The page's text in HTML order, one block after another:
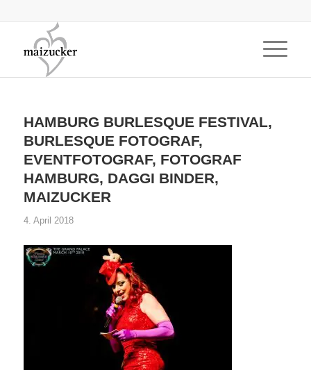
HAMBURG BURLESQUE FESTIVAL,
BURLESQUE FOTOGRAF,
EVENTFOTOGRAF, FOTOGRAF
HAMBURG, DAGGI BINDER,
MAIZUCKER
4. April 2018